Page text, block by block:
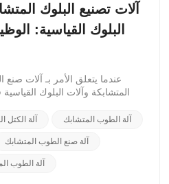
آلات تصنيع البلوك
البلوك القياسية:
عندما يتعلق الأمر بـ آلات صنع
المتشابكة وآلات البلوك
واستخدامات محددة.تشتهر آلات
سلامة هيكل البناء، بل يوفر أيضًا
التشابك رابطًا قويًا بين الكتل،
ويُسرّع عملية البناء.من ناحية أخرى،
آلة الكتل آلة الطوب المتشابك
آلة صنع الطوب المتشابك
آلة الطوب